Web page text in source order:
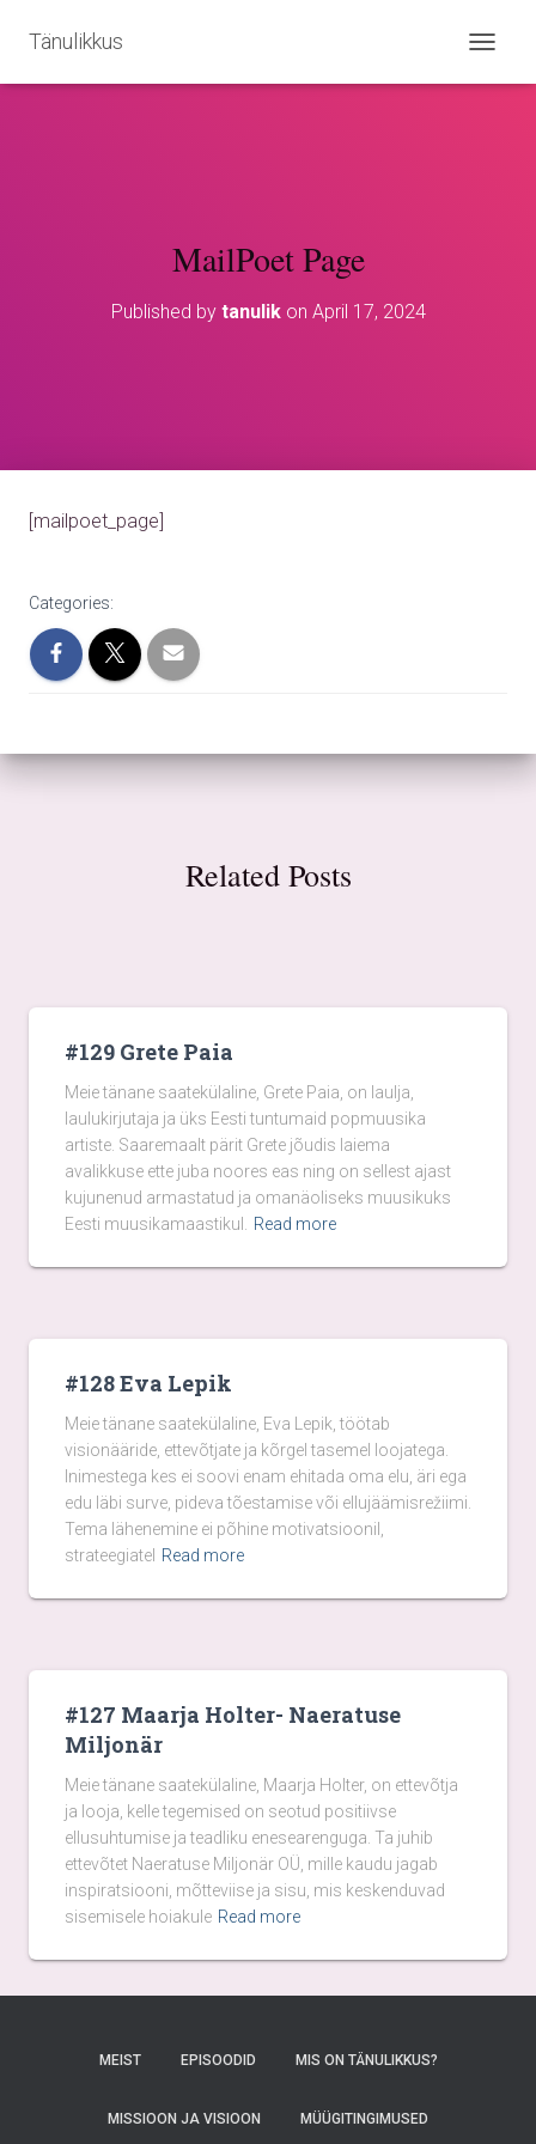
Tänulikkus
O
MailPoet Page
Published by tanulikon April 17, 2024
[mailpoet_page]
Categories:
Related Posts
#129 Grete Paia
Meie tänane saatekülaline, Grete Paia, on laulja,
laulukirjutaja ja üks Eesti tuntumaid popmuusika
artiste. Saaremaalt pärit Grete jõudis laiema
avalikkuse ette juba noores eas ning on sellest ajast
kujunenud armastatud ja omanäoliseks muusikuks
Eesti muusikamaastikul.
Read more
#128 Eva Lepik
Meie tänane saatekülaline, Eva Lepik, töötab
visionääride, ettevõtjate ja kõrgel tasemel loojatega.
Inimestega kes ei soovi enam ehitada oma elu, äri ega
edu läbi surve, pideva tõestamise või ellujäämisrežiimi.
Tema lähenemine ei põhine motivatsioonil,
strateegiatel Read more
#127 Maarja Holter- Naeratuse
Miljonär
Meie tänane saatekülaline, Maarja Holter, on ettevõtja
ja looja, kelle tegemised on seotud positiivse
ellusuhtumise ja teadliku enesearenguga. Ta juhib
ettevõtet Naeratuse Miljonär OÜ, mille kaudu jagab
inspiratsiooni, mõtteviise ja sisu, mis keskenduvad
sisemisele hoiakule Read more
MEIST EPISOODID MIS ON TÄNULIKKUS?
MISSIOON JA VISIOON MÜÜGITINGIMUSED